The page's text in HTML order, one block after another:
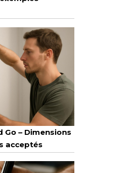
Go – Dimensions
acceptés